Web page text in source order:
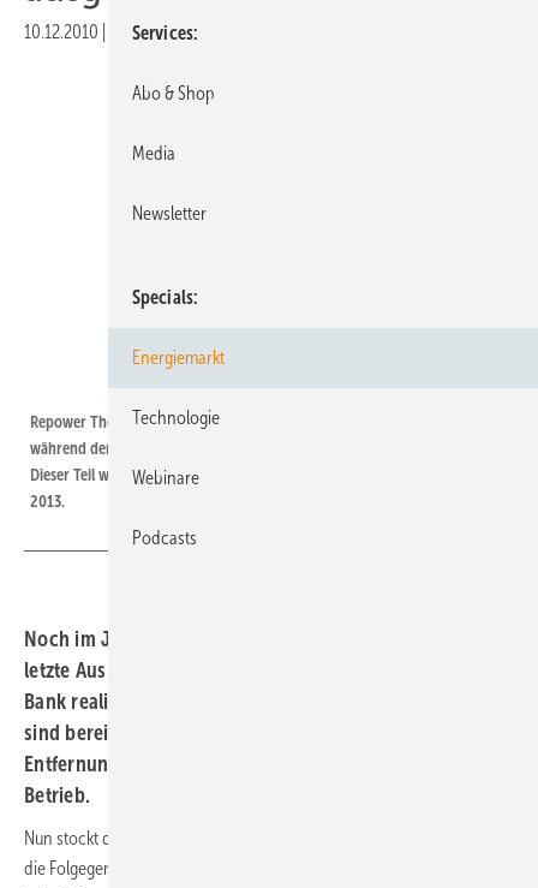
10.12.2010 Druckvorschau
Repower Thornton Bank | Der Offshore Wind-Park Thornton Bank
während der Konstruktion des ersten Abschnittes mit 30 Megawatt (MW).
Dieser Teil wurde 2009 fertig gestellt. Weitere 295 MW folgen bis Ende
2013.
Noch im Jahr 2013 will das C-Power Konsortium die
letzte Ausbaustufe des belgischen Windparks Thornton
Bank realisieren. Die ersten 30 Megawatt des Windparks
sind bereits seit Sommer 2009 in rund 30 Kilometer
Entfernung von der belgischen Hafenstadt Oostende in
Betrieb.
Nun stockt das Konsortium auf: Die weiteren 48 Windturbinen bildet
die Folgegeneration Repower 6M, mit 6,15 MW Leistung. Bislang
Services
Abo & Shop
Media
Newsletter
Specials
Energiemarkt
Technologie
Webinare
Podcasts